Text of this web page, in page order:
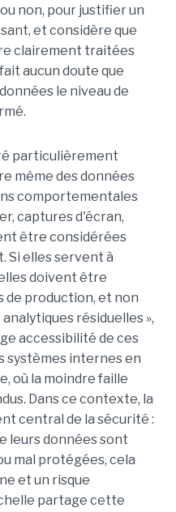
non, pour justifier un
et considère que
clairement traitées
aucun doute que
le niveau de
particulièrement
même des données
comportementales
captures d'écran,
être considérées
Si elles servent à
doivent être
de production, et non
résiduelles »,
accessibilité de ces
systèmes internes en
où la moindre faille
Dans ce contexte, la
central de la sécurité :
leurs données sont
mal protégées, cela
et un risque
partage cette